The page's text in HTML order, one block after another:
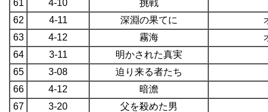
61
4-10
挑戦
62
4-11 深淵の果てに
63
4-12 霧海
64
3-11
明かされた真実
65
3-08
迫り来る者たち
66
4-12
暗澹
67
3-20
父を殺めた男